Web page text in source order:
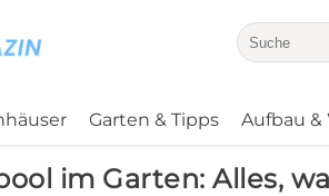
Garten & Tipps Aufbau &
im Garten: Alles,